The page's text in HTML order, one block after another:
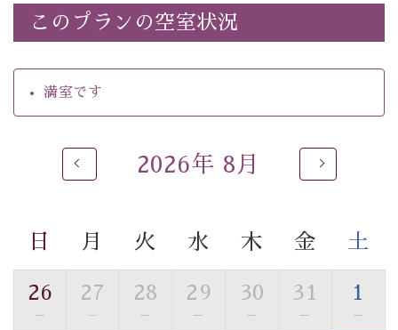
いう昔の暦による料理表現）
・朝食はこだわりの味噌汁をはじめとした和定食
【温泉】
るご入浴をお愉しみください。
■お座敷風呂（大浴場）
す。
※男性大浴場までのご移動には階段がございます。 予め
ご了承のほどお願いいたします。
このプランの空室状況
満室です
2026年 8月
日 月 火 水 木 金 土
26
—
27
—
28
—
29
—
30
—
31
—
1
—